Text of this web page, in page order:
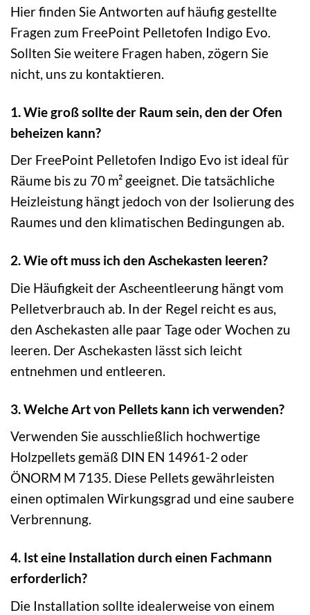
Hier finden Sie Antworten auf häufig gestellte
Fragen zum FreePoint Pelletofen Indigo Evo.
Sollten Sie weitere Fragen haben, zögern Sie
nicht, uns zu kontaktieren.
1. Wie groß sollte der Raum sein, den der Ofen
beheizen kann?
Der FreePoint Pelletofen Indigo Evo ist ideal für
Räume bis zu 70 m² geeignet. Die tatsächliche
Heizleistung hängt jedoch von der Isolierung des
Raumes und den klimatischen Bedingungen ab.
2. Wie oft muss ich den Aschekasten leeren?
Die Häufigkeit der Ascheentleerung hängt vom
Pelletverbrauch ab. In der Regel reicht es aus,
den Aschekasten alle paar Tage oder Wochen zu
leeren. Der Aschekasten lässt sich leicht
entnehmen und entleeren.
3. Welche Art von Pellets kann ich verwenden?
Verwenden Sie ausschließlich hochwertige
Holzpellets gemäß DIN EN 14961-2 oder
ÖNORM M 7135. Diese Pellets gewährleisten
einen optimalen Wirkungsgrad und eine saubere
Verbrennung.
4. Ist eine Installation durch einen Fachmann
erforderlich?
Die Installation sollte idealerweise von einem